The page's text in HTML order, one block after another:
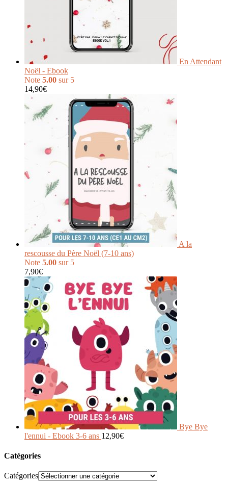
En Attendant
Noël - Ebook
Note 5.00 sur 5
14,90€
A la
rescousse du Père Noël (7-10 ans)
Note 5.00 sur 5
7,90€
Bye Bye
l'ennui - Ebook 3-6 ans 12,90€
Catégories
Catégories